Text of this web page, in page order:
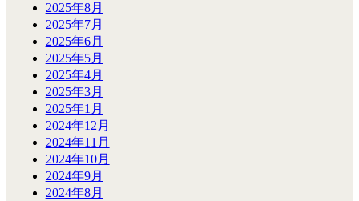
2025年8月
2025年7月
2025年6月
2025年5月
2025年4月
2025年3月
2025年1月
2024年12月
2024年11月
2024年10月
2024年9月
2024年8月